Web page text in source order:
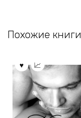
Похожие книги